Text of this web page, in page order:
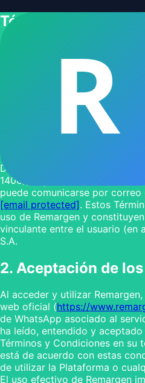
R
Términos y
08 de
1. Información del
Remargen (denominado
servicio de software ofrecido
legalmente constituida en la
CUIT N.º 30-71824705-1 y
Dpto C, Flores, Ciudad
1406), Argentina. Para
puede comunicarse por
[email protected]. Estos
uso de Remargen y
vinculante entre el usuario (en
S.A.
2. Aceptación de
Al acceder y utilizar
web oficial (https://
de WhatsApp asociado al
ha leído, entendido y
Términos y Condiciones en su
está de acuerdo con estas
de utilizar la Plataforma o
El uso efectivo de Remargen